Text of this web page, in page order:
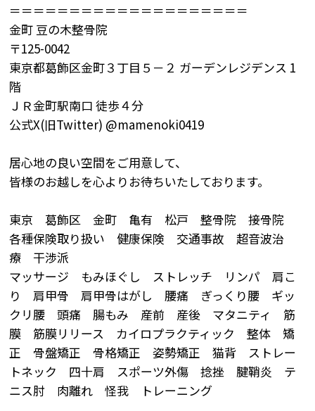
＝＝＝＝＝＝＝＝＝＝＝＝＝＝＝＝＝＝＝＝
金町 豆の木整骨院
〒125-0042
東京都葛飾区金町３丁目５－２ ガーデンレジデンス 1
階
ＪＲ金町駅南口 徒歩４分
公式X(旧Twitter) @mamenoki0419
居心地の良い空間をご用意して、
皆様のお越しを心よりお待ちいたしております。
東京 葛飾区 金町 亀有 松戸 整骨院 接骨院
各種保険取り扱い 健康保険 交通事故 超音波治
療 干渉派
マッサージ もみほぐし ストレッチ リンパ 肩こ
り 肩甲骨 肩甲骨はがし 腰痛 ぎっくり腰 ギッ
クリ腰 頭痛 腸もみ 産前 産後 マタニティ 筋
膜 筋膜リリース カイロプラクティック 整体 矯
正 骨盤矯正 骨格矯正 姿勢矯正 猫背 ストレー
トネック 四十肩 スポーツ外傷 捻挫 腱鞘炎 テ
ニス肘 肉離れ 怪我 トレーニング